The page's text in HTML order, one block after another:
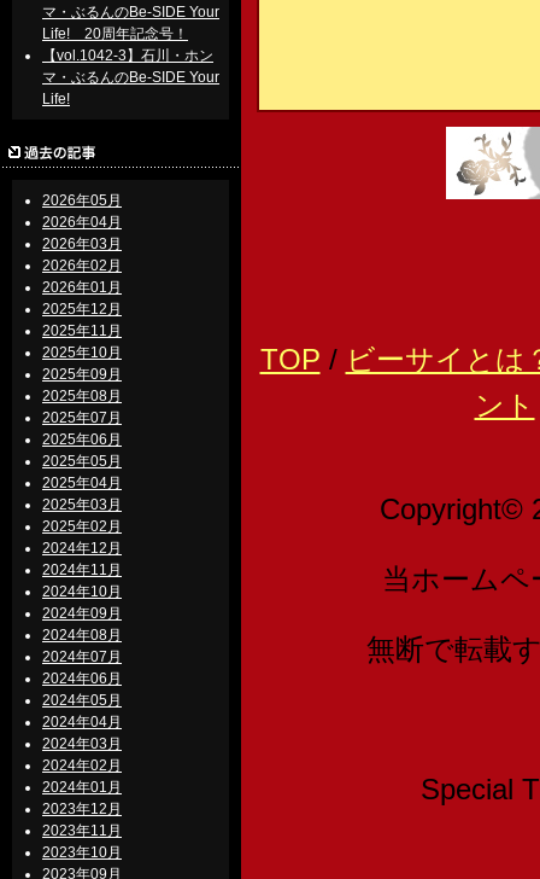
マ・ぶるんのBe-SIDE Your
Life! 20周年記念号！
【vol.1042-3】石川・ホン
マ・ぶるんのBe-SIDE Your
Life!
2026年05月
2026年04月
2026年03月
2026年02月
2026年01月
2025年12月
2025年11月
2025年10月
2025年09月
2025年08月
2025年07月
2025年06月
2025年05月
2025年04月
2025年03月
2025年02月
2024年12月
2024年11月
2024年10月
2024年09月
2024年08月
2024年07月
2024年06月
2024年05月
2024年04月
2024年03月
2024年02月
2024年01月
2023年12月
2023年11月
2023年10月
2023年09月
TOP / ビーサイとは
ント
Copyright©
当ホーム
無断で転載
Special